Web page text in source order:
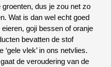
dus je zou net zo
Wat is dan wel echt goed
goji bessen of oranje
bevatten de stof
vlek’ in ons netvlies.
de veroudering van de